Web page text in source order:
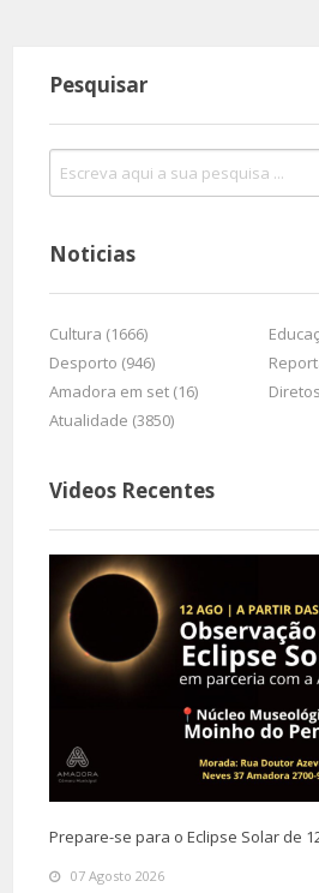
Pesquisar
Noticias
Cultura (1666)
Desporto (946)
Amadora em set (16)
Atualidade (3850)
Videos Recentes
Prepare-se para o Eclipse Solar de
07 Agosto 2026